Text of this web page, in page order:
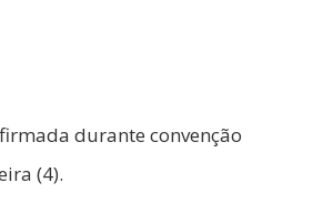
durante convenção
(4).